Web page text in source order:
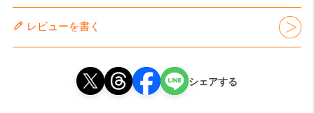
レビューを書く
シェアする